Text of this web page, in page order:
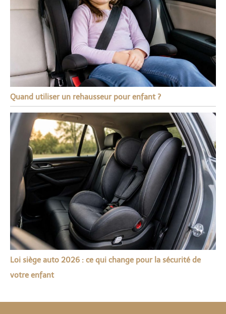
Quand utiliser un rehausseur pour enfant ?
Loi siège auto 2026 : ce qui change pour la sécurité de
votre enfant